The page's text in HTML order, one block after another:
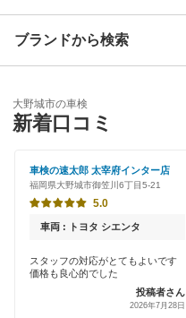
飯塚市
糸島市
うきは市
大川市
大牟田市
Award 受賞店
特典あり
新車初回割りあり
早割りあり
クレジットカードOK
ブランドから検索
「車検の速太郎」
アップル車検
オートバックス
コスモの車検
大野城市の車検
新着口コミ
車検の速太郎 太宰府インター店
福岡県大野城市御笠川6丁目5-21
5.0
車両 : トヨタ シエンタ
スタッフの対応がとてもよいです
価格も良心的でした
投稿者さん
2026年7月28日